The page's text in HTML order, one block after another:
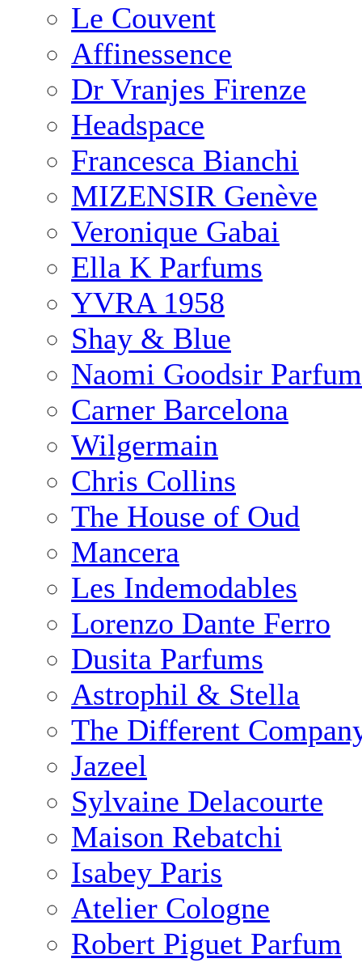
Le Couvent
Affinessence
Dr Vranjes Firenze
Headspace
Francesca Bianchi
MIZENSIR Genève
Veronique Gabai
Ella K Parfums
YVRA 1958
Shay & Blue
Naomi Goodsir
Carner Barcelona
Wilgermain
Chris Collins
The House of Oud
Mancera
Les Indemodables
Lorenzo Dante Ferro
Dusita Parfums
Astrophil & Stella
The Different
Jazeel
Sylvaine Delacourte
Maison Rebatchi
Isabey Paris
Atelier Cologne
Robert Piguet Parfum